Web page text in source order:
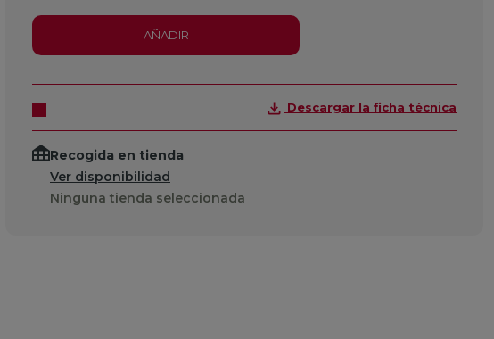
AÑADIR
Descargar la ficha técnica
Recogida en tienda
Ver disponibilidad
Ninguna tienda seleccionada